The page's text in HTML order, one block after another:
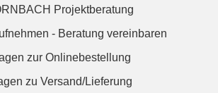
Projektberatung
- Beratung vereinbaren
zur Onlinebestellung
zu Versand/Lieferung